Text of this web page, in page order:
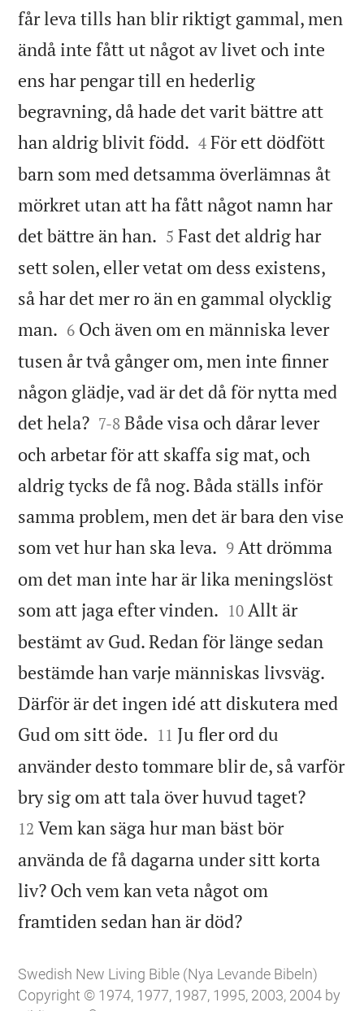
får leva tills han blir riktigt gammal, men
ändå inte fått ut något av livet och inte
ens har pengar till en hederlig
begravning, då hade det varit bättre att
han aldrig blivit född. 

4 För ett dödfött
barn som med detsamma överlämnas åt
mörkret utan att ha fått något namn har
det bättre än han. 

5 Fast det aldrig har
sett solen, eller vetat om dess existens,
så har det mer ro än en gammal olycklig
man. 

6 Och även om en människa lever
tusen år två gånger om, men inte finner
någon glädje, vad är det då för nytta med
det hela?
7-8 Både visa och dårar lever
och arbetar för att skaffa sig mat, och
aldrig tycks de få nog. Båda ställs inför
samma problem, men det är bara den vise
som vet hur han ska leva. 

9 Att drömma
om det man inte har är lika meningslöst
som att jaga efter vinden. 

10 Allt är
bestämt av Gud. Redan för länge sedan
bestämde han varje människas livsväg.
Därför är det ingen idé att diskutera med
Gud om sitt öde. 

11 Ju fler ord du
använder desto tommare blir de, så varför
bry sig om att tala över huvud taget?
12 Vem kan säga hur man bäst bör
använda de få dagarna under sitt korta
liv? Och vem kan veta något om
framtiden sedan han är död?
Swedish New Living Bible (Nya Levande Bibeln)
Copyright © 1974, 1977, 1987, 1995, 2003, 2004 by